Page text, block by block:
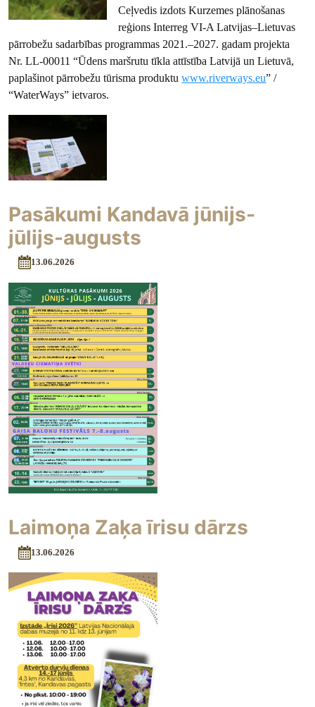
Ceļvedis izdots Kurzemes plānošanas
reģions Interreg VI-A Latvijas–Lietuvas
pārrobežu sadarbības programmas 2021.–2027. gadam projekta
Nr. LL-00011 “Ūdens maršrutu tīkla attīstība Latvijā un Lietuvā,
paplašinot pārrobežu tūrisma produktuwww.riverways.eu” /
“WaterWays” ietvaros.
Pasākumi Kandavā jūnijs-
jūlijs-augusts
13.06.2026
Laimoņa Zaķa īrisu dārzs
13.06.2026